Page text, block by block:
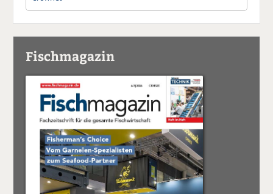
Fischmagazin